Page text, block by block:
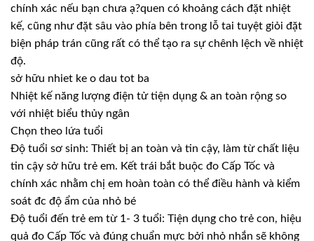
chính xác nếu bạn chưa ạ?quen có khoảng cách đặt nhiệt
kế, cũng như đặt sâu vào phía bên trong lỗ tai tuyệt giỏi đặt
biện pháp trán cũng rất có thể tạo ra sự chênh lệch về nhiệt
độ.
sở hữu nhiet ke o dau tot ba
Nhiệt kế năng lượng điện tử tiện dụng & an toàn rộng so
với nhiệt biểu thủy ngân
Chọn theo lứa tuổi
Độ tuổi sơ sinh: Thiết bị an toàn và tin cậy, làm từ chất liệu
tin cậy sở hữu trẻ em. Kết trái bắt buộc đo Cấp Tốc và
chính xác nhằm chị em hoàn toàn có thể điều hành và kiểm
soát đc độ ẩm của nhỏ bé
Độ tuổi đến trẻ em từ 1- 3 tuổi: Tiện dụng cho trẻ con, hiệu
quả đo Cấp Tốc và đúng chuẩn mực bởi nhỏ nhắn sẽ không